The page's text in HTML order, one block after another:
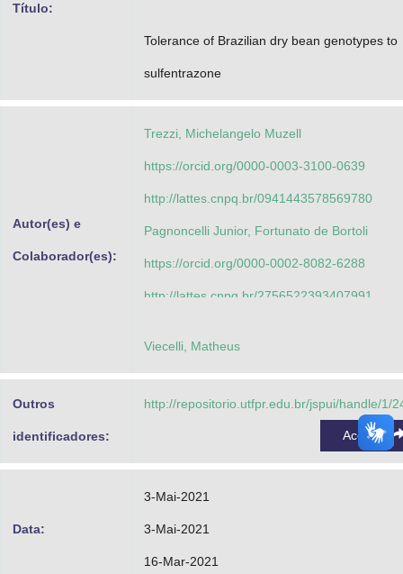
Planalto
Título:
Tolerance of Brazilian dry bean genotypes to
sulfentrazone
Autor(es) e
Colaborador(es):
Trezzi, Michelangelo Muzell
https://orcid.org/0000-0003-3100-0639
http://lattes.cnpq.br/0941443578569780
Pagnoncelli Junior, Fortunato de Bortoli
https://orcid.org/0000-0002-8082-6288
http://lattes.cnpq.br/2756522393407991
Trezzi, Michelangelo Muzell
https://orcid.org/0000-0003-3100-0639
http://lattes.cnpq.br/0941443578569780
Viecelli, Matheus
Outros
identificadores:
http://repositorio.utfpr.edu.br/jspui/handle/1/
Acessar
Data:
3-Mai-2021
3-Mai-2021
16-Mar-2021